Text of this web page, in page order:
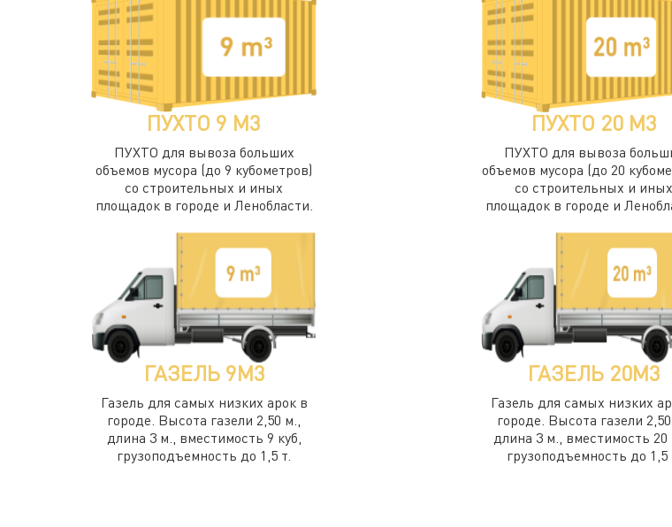
ПУХТО 9 М3
ПУХТО для вывоза больших
объемов мусора (до 9 кубометров)
со строительных и иных
площадок в городе и Ленобласти.
ПУХТО 20 М3
ПУХТО для вывоза
объемов мусора (до 20
со строительных и иных
площадок в городе и
ГАЗЕЛЬ 9М3
Газель для самых низких арок в
городе. Высота газели 2,50 м.,
длина 3 м., вместимость 9 куб,
грузоподъемность до 1,5 т.
ГАЗЕЛЬ 20М3
Газель для самых низких
городе. Высота газели
длина 3 м., вместимость 20
грузоподъемность до 1,5